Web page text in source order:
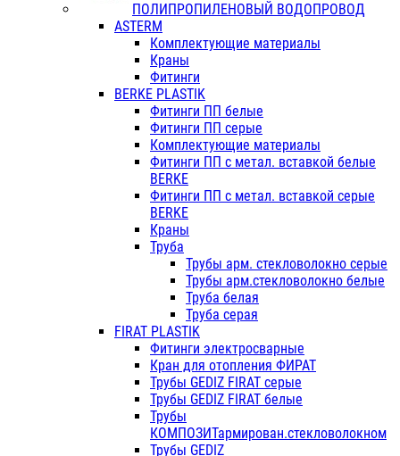
ПОЛИПРОПИЛЕНОВЫЙ ВОДОПРОВОД
ASTERM
Комплектующие материалы
Краны
Фитинги
BERKE PLASTIK
Фитинги ПП белые
Фитинги ПП серые
Комплектующие материалы
Фитинги ПП с метал. вставкой белые
BERKE
Фитинги ПП с метал. вставкой серые
BERKE
Краны
Труба
Трубы арм. стекловолокно серые
Трубы арм.стекловолокно белые
Труба белая
Труба серая
FIRAT PLASTIK
Фитинги электросварные
Кран для отопления ФИРАТ
Трубы GEDIZ FIRAT серые
Трубы GEDIZ FIRAT белые
Трубы
КОМПОЗИТармирован.стекловолокном
Трубы GEDIZ